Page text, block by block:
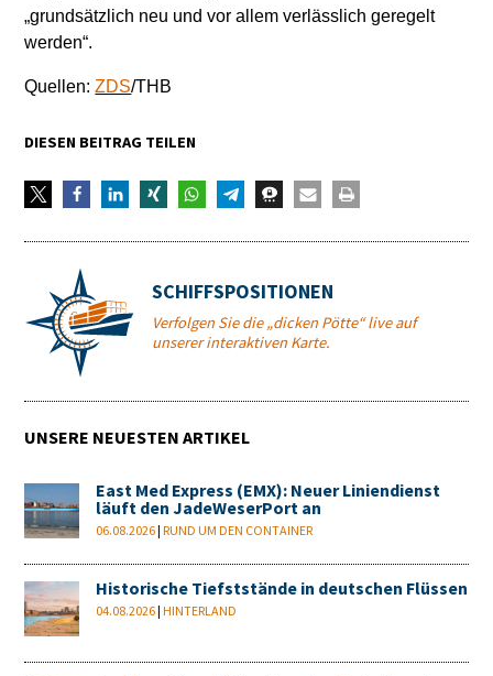
„grundsätzlich neu und vor allem verlässlich geregelt
werden“.
Quellen:ZDS/THB
DIESEN BEITRAG TEILEN
SCHIFFSPOSITIONEN
Verfolgen Sie die „dicken Pötte“ live auf
unserer interaktiven Karte.
UNSERE NEUESTEN ARTIKEL
East Med Express (EMX): Neuer Liniendienst
läuft den JadeWeserPort an
06.08.2026 |RUND UM DEN CONTAINER
Historische Tiefststände in deutschen Flüssen
04.08.2026 |HINTERLAND